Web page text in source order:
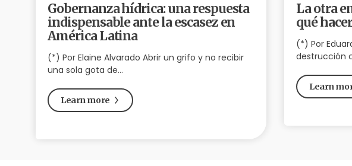
Gobernanza hídrica: una respuesta
indispensable ante la escasez en
América Latina
(*) Por Elaine Alvarado Abrir un grifo y no recibir
una sola gota de…
Learn more
La otra
qué
(*) Por
destrucción
Learn